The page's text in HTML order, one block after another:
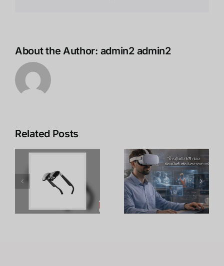
About the Author: admin2 admin2
Related Posts
Metaverse:
โอกาสทองที่
คุณเตรียมตัว
เพิ่ม
ประสิทธิภาพ
การเรียนรู้
ของพนักงาน
ด้วย